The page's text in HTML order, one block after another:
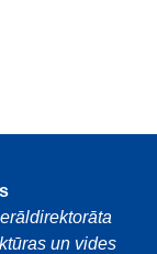
un vides